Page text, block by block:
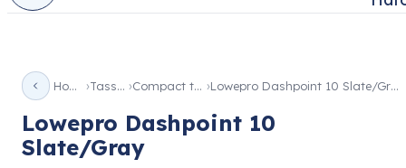
Home Tassen Compact tas Lowepro Dashpoint 10 Slate/Gray
Lowepro Dashpoint 10
Slate/Gray